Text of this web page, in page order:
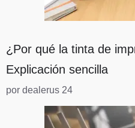
¿Por qué la tinta de
Explicación sencilla
por dealerus 24